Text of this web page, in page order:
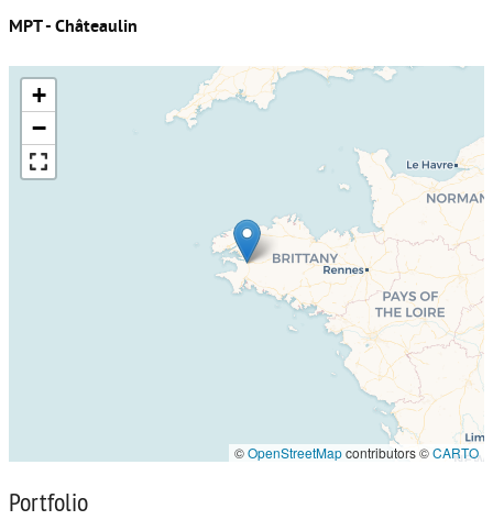
MPT - Châteaulin
+
−
©OpenStreetMapcontributors ©CARTO
Portfolio